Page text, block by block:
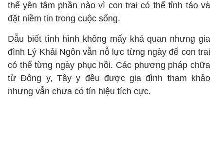
thể yên tâm phần nào vì con trai có thể tỉnh táo và
đặt niềm tin trong cuộc sống.
Dẫu biết tình hình không mấy khả quan nhưng gia
đình Lý Khải Ngôn vẫn nỗ lực từng ngày để con trai
có thể từng ngày phục hồi. Các phương pháp chữa
từ Đông y, Tây y đều được gia đình tham khảo
nhưng vẫn chưa có tín hiệu tích cực.